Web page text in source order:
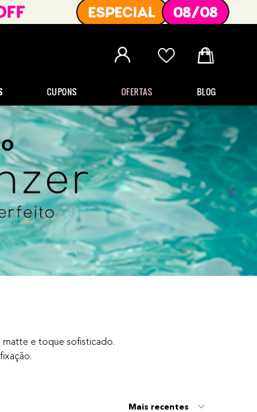
CUPONS OFERTAS BLOG
matte e toque sofisticado.
Mais recentes